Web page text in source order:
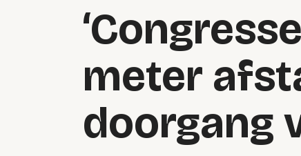
meter
doorgang